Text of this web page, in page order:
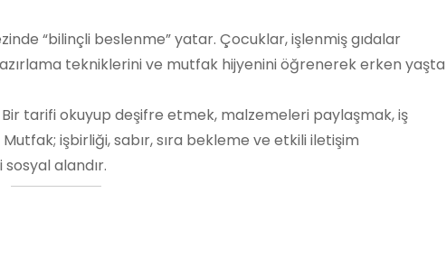
“bilinçli beslenme” yatar. Çocuklar, işlenmiş gıdalar
tekniklerini ve mutfak hijyenini öğrenerek erken yaşta
tarifi okuyup deşifre etmek, malzemeleri paylaşmak, iş
işbirliği, sabır, sıra bekleme ve etkili iletişim
alandır.